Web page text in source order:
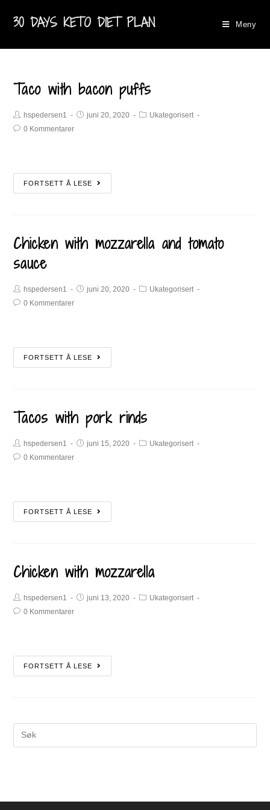
30 DAYS KETO DIET PLAN Meny
Taco with bacon puffs
hspedersen1 juni 20, 2020
Ukategorisert
0 Kommentarer
FORTSETT Å LESE
Chicken with mozzarella and tomato
sauce
hspedersen1 juni 20, 2020
Ukategorisert
0 Kommentarer
FORTSETT Å LESE
Tacos with pork rinds
hspedersen1 juni 15, 2020
Ukategorisert
0 Kommentarer
FORTSETT Å LESE
Chicken with mozzarella
hspedersen1 juni 13, 2020
Ukategorisert
0 Kommentarer
FORTSETT Å LESE